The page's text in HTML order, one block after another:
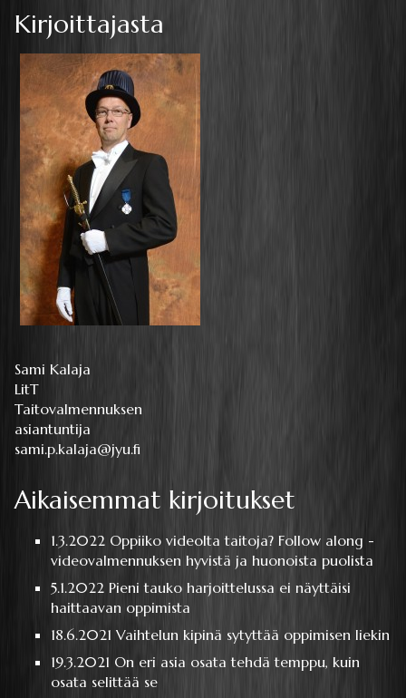
Kirjoittajasta
Sami Kalaja
LitT
Taitovalmennuksen
asiantuntija
sami.p.kalaja@jyu.fi
Aikaisemmat kirjoitukset
1.3.2022 Oppiiko videolta taitoja? Follow along -
videovalmennuksen hyvistä ja huonoista puolista
5.1.2022 Pieni tauko harjoittelussa ei näyttäisi
haittaavan oppimista
18.6.2021Vaihtelun kipinä sytyttää oppimisen liekin
19.3.2021 On eri asia osata tehdä temppu, kuin
osata selittää se